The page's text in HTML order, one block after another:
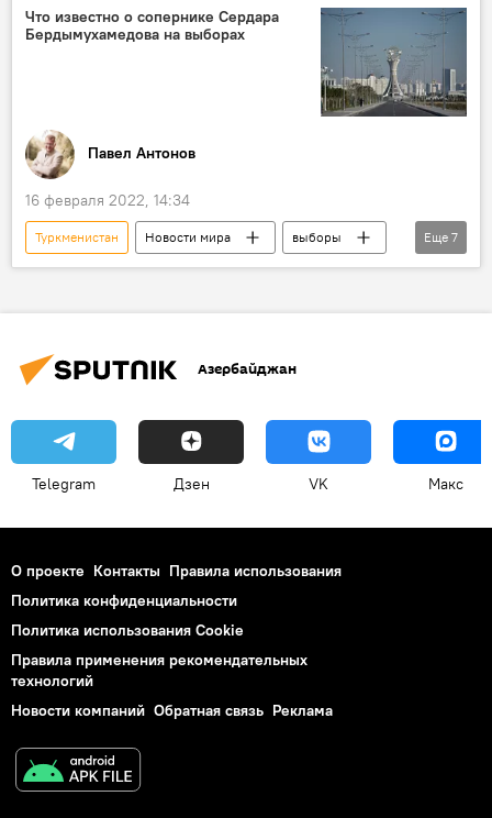
Иран
ЕС
Трансанатолийский газопровод
Энергетика
Что известно о сопернике Сердара
Бердымухамедова на выборах
Павел Антонов
16 февраля 2022, 14:34
Туркменистан Новости мира
выборы
Выборы
Выборы
выборы
Еще 7
Азербайджан
Telegram Дзен VK Макс
О проекте Контакты Правила использования
Политика конфиденциальности
Политика использования Cookie
Правила применения рекомендательных
технологий
Новости компаний Обратная связь Реклама